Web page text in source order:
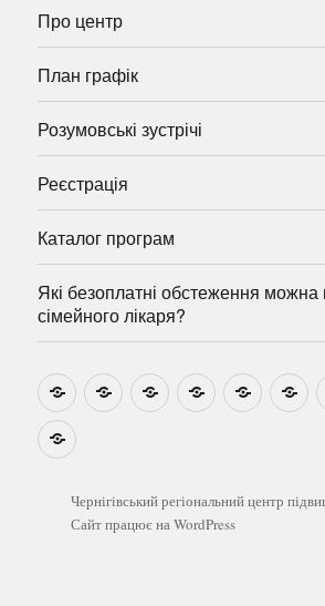
Про центр
План графік
Розумовські зустрічі
Реєстрація
Каталог програм
Які безоплатні обстеження можна
сімейного лікаря?
НовиниНавчально-
методичні
Ми
на
Звіти Про
центр
Які
безоплатні
можна
пройти
у
Чернігівський регіональний центр
Сайт працює на WordPress